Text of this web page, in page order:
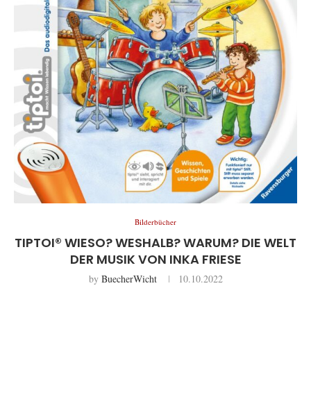
Bilderbücher
TIPTOI® WIESO? WESHALB? WARUM? DIE WELT
DER MUSIK VON INKA FRIESE
by BuecherWicht 10.10.2022